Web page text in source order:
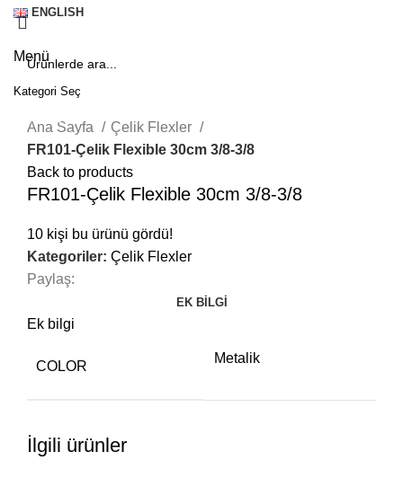
ENGLISH
Menü
Ana Sayfa
Çelik Flexler
FR101-Çelik Flexible 30cm 3/8-3/8
Back to products
FR101-Çelik Flexible 30cm 3/8-3/8
10 kişi bu ürünü gördü!
Kategoriler: Çelik Flexler
Paylaş:
EK BILGI
Ek bilgi
COLOR
Metalik
İlgili ürünler
Kategori Seç
SEARCH